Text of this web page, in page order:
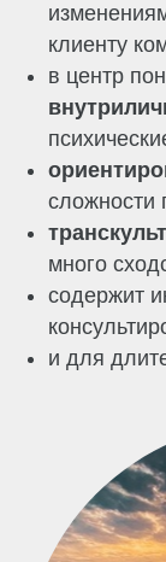
клиенту
в центр
сложности
много
содержит
и для